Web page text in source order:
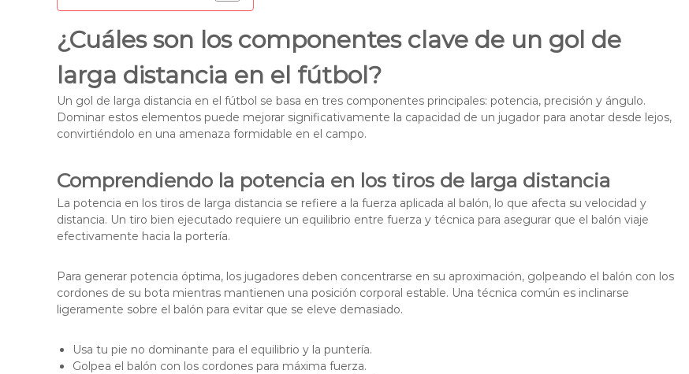
¿Cuáles son los componentes clave de un gol de
larga distancia en el fútbol?
Un gol de larga distancia en el fútbol se basa en tres componentes principales: potencia, precisión y ángulo.
Dominar estos elementos puede mejorar significativamente la capacidad de un jugador para anotar desde lejos,
convirtiéndolo en una amenaza formidable en el campo.
Comprendiendo la potencia en los tiros de larga distancia
La potencia en los tiros de larga distancia se refiere a la fuerza aplicada al balón, lo que afecta su velocidad y
distancia. Un tiro bien ejecutado requiere un equilibrio entre fuerza y técnica para asegurar que el balón viaje
efectivamente hacia la portería.
Para generar potencia óptima, los jugadores deben concentrarse en su aproximación, golpeando el balón con los
cordones de su bota mientras mantienen una posición corporal estable. Una técnica común es inclinarse
ligeramente sobre el balón para evitar que se eleve demasiado.
Usa tu pie no dominante para el equilibrio y la puntería.
Golpea el balón con los cordones para máxima fuerza.